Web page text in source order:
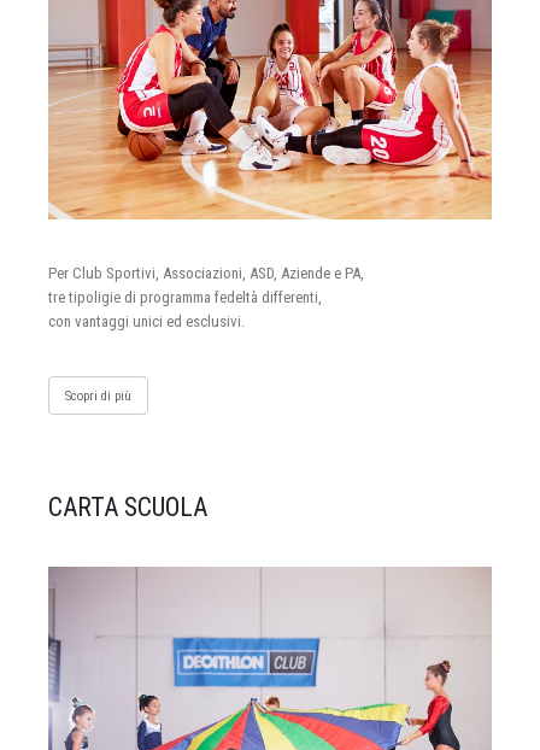
Per Club Sportivi, Associazioni, ASD, Aziende e PA,
tre tipoligie di programma fedeltà differenti,
con vantaggi unici ed esclusivi.
Scopri di più
CARTA SCUOLA